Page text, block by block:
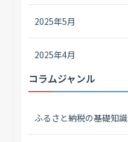
2025年5月
2025年4月
コラムジャンル
ふるさと納税の基礎知識